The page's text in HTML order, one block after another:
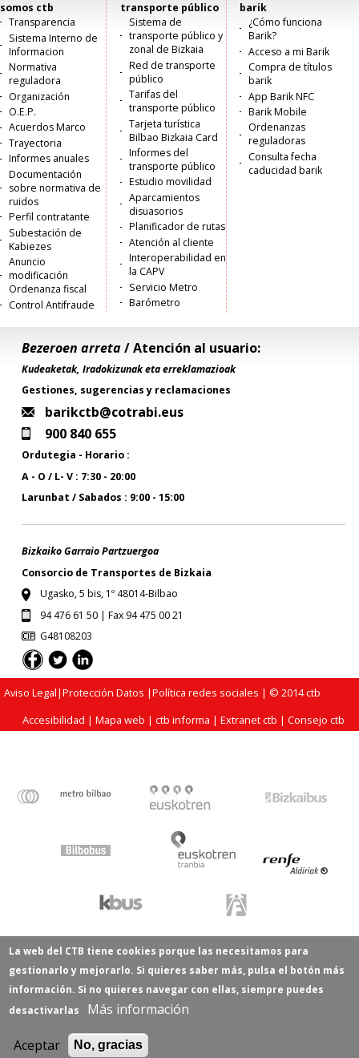
Menú
principal
somos ctb
Transparencia
Sistema Interno de
Informacion
Normativa
reguladora
Organización
O.E.P.
Acuerdos Marco
Trayectoria
Informes anuales
Documentación
sobre normativa de
ruidos
Perfil contratante
Subestación de
Kabiezes
Anuncio
modificación
Ordenanza fiscal
Control Antifraude
transporte público
Sistema de
transporte público y
zonal de Bizkaia
Red de transporte
público
Tarifas del
transporte público
Tarjeta turística
Bilbao Bizkaia Card
Informes del
transporte público
Estudio movilidad
Aparcamientos
disuasorios
Planificador de rutas
Atención al cliente
Interoperabilidad en
la CAPV
Servicio Metro
Barómetro
barik
¿Cómo funciona
Barik?
Acceso a mi Barik
Compra de títulos
barik
App Barik NFC
Barik Mobile
Ordenanzas
reguladoras
Consulta fecha
caducidad barik
Bezeroen arreta/ Atención al usuario:
Kudeaketak, Iradokizunak eta erreklamazioak
Gestiones, sugerencias y reclamaciones
barikctb@cotrabi.eus
900 840 655
Ordutegia - Horario :
A - O / L- V : 7:30 - 20:00
Larunbat / Sabados : 9:00 - 15:00
Bizkaiko Garraio Partzuergoa
Consorcio de Transportes de Bizkaia
Ugasko, 5 bis, 1º 48014-Bilbao
94 476 61 50 | Fax 94 475 00 21
G48108203
Aviso Legal|Protección Datos |Política redes sociales | © 2014 ctb
Accesibilidad |Mapa web |ctb informa |Extranet ctb |Consejo ctb
La web del CTB tiene cookies porque las necesitamos para
gestionarlo y mejorarlo. Si quieres saber más, pulsa el botón más
información. Si no quieres navegar con ellas, siempre puedes
desactivarlas
Más información
Aceptar No, gracias